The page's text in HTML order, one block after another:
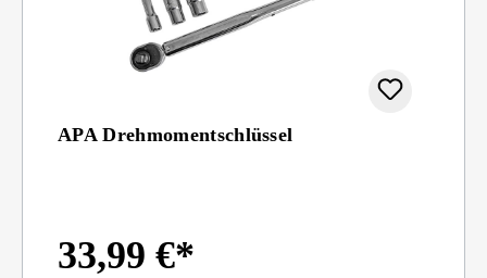
APA Drehmomentschlüssel
33,99 €*